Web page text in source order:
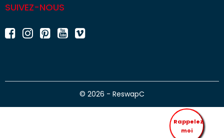
SUIVEZ-NOUS
© 2026 - ReswapC
Rappelez
moi